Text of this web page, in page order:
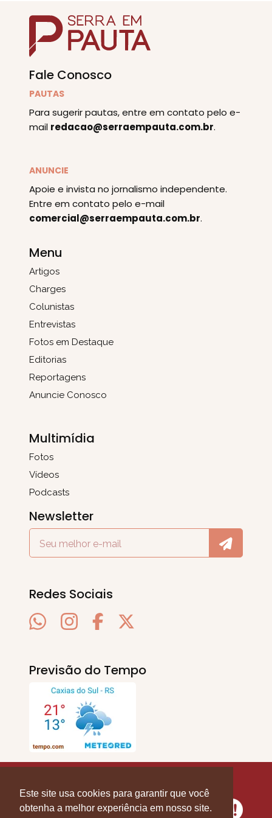
Este site usa cookies para garantir que você
obtenha a melhor experiência em nosso site.
Fale Conosco
PAUTAS
Para sugerir pautas, entre em contato pelo e-
mail redacao@serraempauta.com.br.
ANUNCIE
Apoie e invista no jornalismo independente.
Entre em contato pelo e-mail
comercial@serraempauta.com.br.
Menu
Artigos
Charges
Colunistas
Entrevistas
Fotos em Destaque
Editorias
Reportagens
Anuncie Conosco
Multimídia
Fotos
Vídeos
Podcasts
Newsletter
Redes Sociais
Previsão do Tempo
Direitos Reservados.